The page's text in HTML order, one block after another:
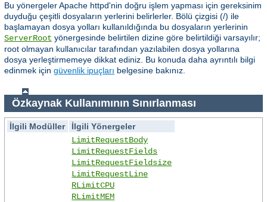
Bu yönergeler Apache httpd'nin doğru işlem yapması için gereksinim
duyduğu çeşitli dosyaların yerlerini belirlerler. Bölü çizgisi (/) ile
başlamayan dosya yolları kullanıldığında bu dosyaların yerlerinin
ServerRoot yönergesinde belirtilen dizine göre belirtildiği varsayılır;
root olmayan kullanıcılar tarafından yazılabilen dosya yollarına
dosya yerleştirmemeye dikkat ediniz. Bu konuda daha ayrıntılı bilgi
edinmek için güvenlik ipuçları belgesine bakınız.
Özkaynak Kullanımının Sınırlanması
İlgili Modüller
İlgili Yönergeler
LimitRequestBody
LimitRequestFields
LimitRequestFieldsize
LimitRequestLine
RLimitCPU
RLimitMEM